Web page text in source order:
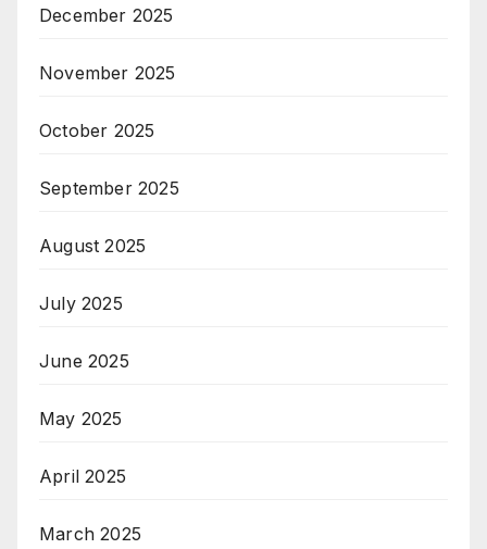
December 2025
November 2025
October 2025
September 2025
August 2025
July 2025
June 2025
May 2025
April 2025
March 2025